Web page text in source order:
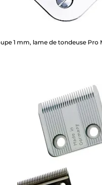
1 mm, lame de tondeuse Pro